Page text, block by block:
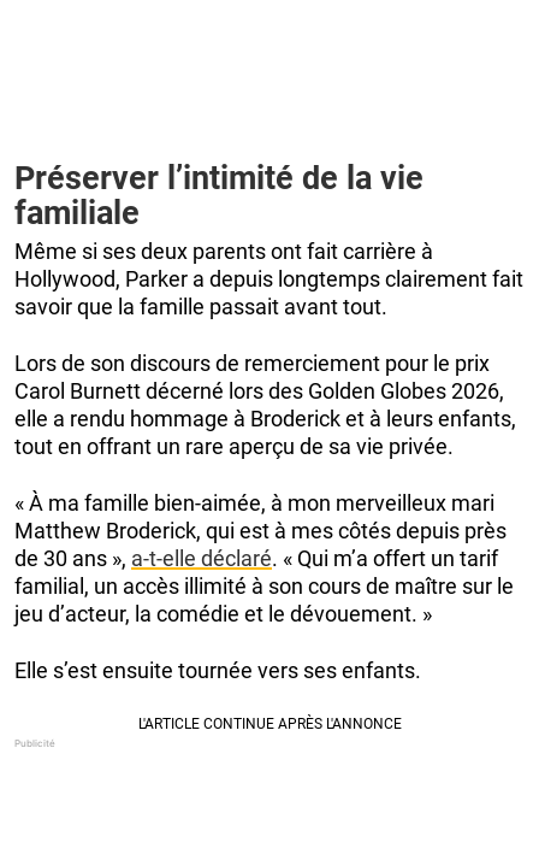
Préserver l’intimité de la vie
familiale
Même si ses deux parents ont fait carrière à
Hollywood, Parker a depuis longtemps clairement fait
savoir que la famille passait avant tout.
Lors de son discours de remerciement pour le prix
Carol Burnett décerné lors des Golden Globes 2026,
elle a rendu hommage à Broderick et à leurs enfants,
tout en offrant un rare aperçu de sa vie privée.
« À ma famille bien-aimée, à mon merveilleux mari
Matthew Broderick, qui est à mes côtés depuis près
de 30 ans », a-t-elle déclaré. « Qui m’a offert un tarif
familial, un accès illimité à son cours de maître sur le
jeu d’acteur, la comédie et le dévouement. »
Elle s’est ensuite tournée vers ses enfants.